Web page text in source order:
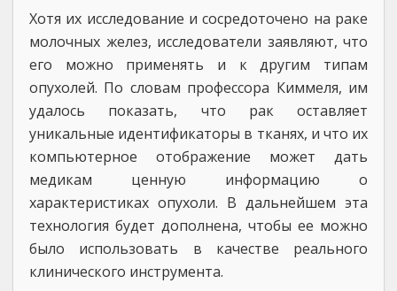
Хотя их исследование и сосредоточено на раке
молочных желез, исследователи заявляют, что
его можно применять и к другим типам
опухолей. По словам профессора Киммеля, им
удалось показать, что рак оставляет
уникальные идентификаторы в тканях, и что их
компьютерное отображение может дать
медикам ценную информацию о
характеристиках опухоли. В дальнейшем эта
технология будет дополнена, чтобы ее можно
было использовать в качестве реального
клинического инструмента.